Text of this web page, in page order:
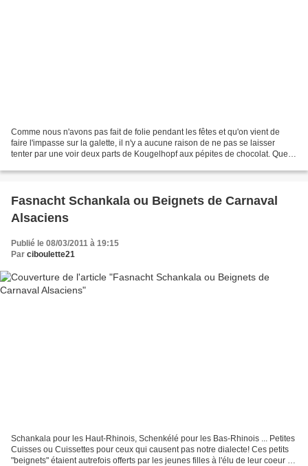
Comme nous n'avons pas fait de folie pendant les fêtes et qu'on vient de
faire l'impasse sur la galette, il n'y a aucune raison de ne pas se laisser
tenter par une voir deux parts de Kougelhopf aux pépites de chocolat. Que
Fasnacht Schankala ou Beignets de Carnaval
Alsaciens
Publié le 08/03/2011 à 19:15
Par ciboulette21
Schankala pour les Haut-Rhinois, Schenkélé pour les Bas-Rhinois ... Petites
Cuisses ou Cuissettes pour ceux qui causent pas notre dialecte! Ces petits
"beignets" étaient autrefois offerts par les jeunes filles à l'élu de leur coeur le